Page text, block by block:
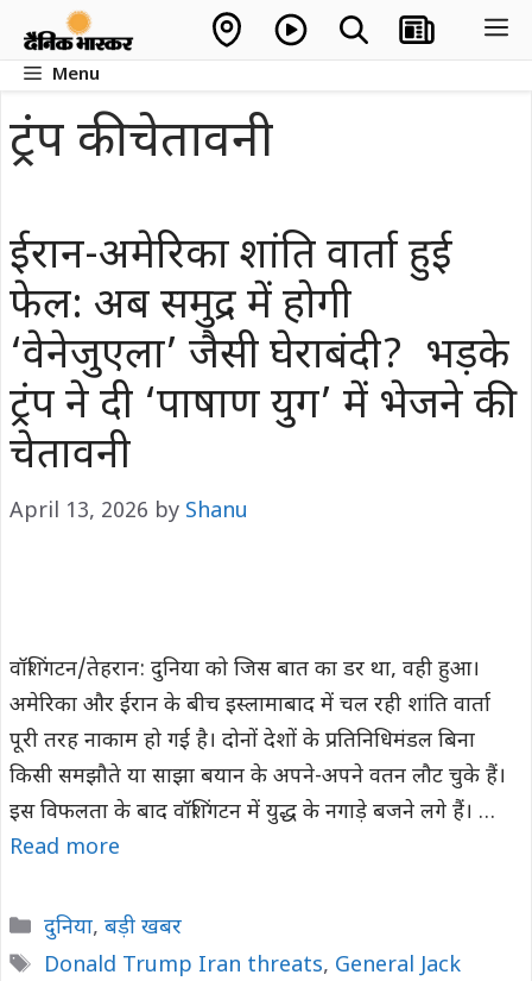
contentMenu
ट्रंप की चेतावनी
ईरान-अमेरिका शांति वार्ता हुई
फेल: अब समुद्र में होगी
‘वेनेजुएला’ जैसी घेराबंदी? भड़के
ट्रंप ने दी ‘पाषाण युग’ में भेजने की
चेतावनी
April 13, 2026 by Shanu
वॉशिंगटन/तेहरान: दुनिया को जिस बात का डर था, वही हुआ।
अमेरिका और ईरान के बीच इस्लामाबाद में चल रही शांति वार्ता
पूरी तरह नाकाम हो गई है। दोनों देशों के प्रतिनिधिमंडल बिना
किसी समझौते या साझा बयान के अपने-अपने वतन लौट चुके हैं।
इस विफलता के बाद वॉशिंगटन में युद्ध के नगाड़े बजने लगे हैं। …
Read more
Categories
दुनिया, बड़ी खबर
Tags
Donald Trump Iran threats, General Jack